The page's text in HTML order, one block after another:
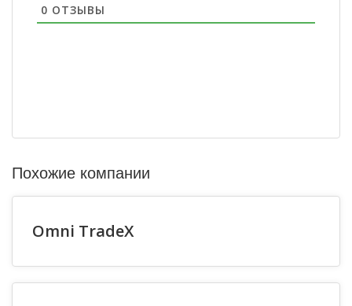
0 ОТЗЫВЫ
Похожие компании
Omni TradeX